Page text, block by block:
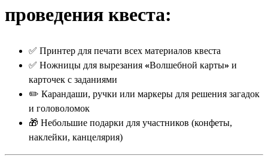
проведения квеста:
✅ Принтер для печати всех материалов квеста
✅ Ножницы для вырезания «Волшебной карты» и
карточек с заданиями
✏️ Карандаши, ручки или маркеры для решения загадок
и головоломок
🎁 Небольшие подарки для участников (конфеты,
наклейки, канцелярия)